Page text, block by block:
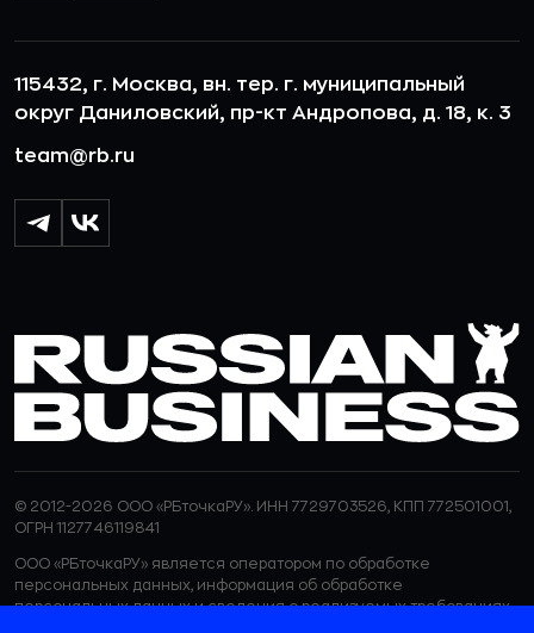
115432, г. Москва, вн. тер. г. муниципальный
округ Даниловский, пр-кт Андропова, д. 18, к. 3
team@rb.ru
© 2012-2026 ООО «РБточкаРУ». ИНН 7729703526, КПП 772501001,
ОГРН 1127746119841
ООО «РБточкаРУ» является оператором по обработке
персональных данных, информация об обработке
персональных данных и сведения о реализуемых требованиях